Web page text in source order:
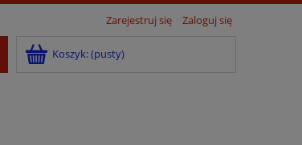
Zarejestruj się Zaloguj się
Koszyk:(pusty)